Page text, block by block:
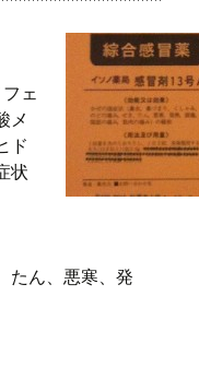
ェ
メ
ド
状
たん、悪寒、発